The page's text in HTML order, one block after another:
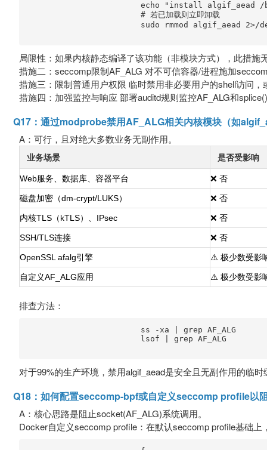
echo "install algif_aead
                        # 若已加载则立即卸载
sudo rmmod algif_aead 2>/
局限性：如果内核静态编译了该功能（非模块方式），此措
措施二：seccomp限制AF_ALG 对不可信容器/进程施加
措施三：限制普通用户权限 临时禁用非必要用户的shell访问，
措施四：加强监控与响应 部署auditd规则监控AF_ALG和
Q17：通过modprobe禁用AF_ALG相关内核模块（如
A：可行，且对绝大多数业务无副作用。
业务场景 是否受影响
Web服务、数据库、容器平台 ❌ 否
磁盘加密（dm-crypt/LUKS） ❌ 否
内核TLS（kTLS）、IPsec ❌ 否
SSH/TLS连接 ❌ 否
OpenSSL afalg引擎 ⚠️ 极少数受影
自定义AF_ALG应用 ⚠️ 极少数受影
排查方法：
                        ss -xa | grep AF_ALG
                        lsof | grep AF_ALG
对于99%的生产环境，禁用algif_aead是安全且无副作用的临时
Q18：如何配置seccomp-bpf或自定义seccomp profile以
A：核心思路是阻止socket(AF_ALG)系统调用。
Docker自定义seccomp profile：在默认seccomp profile基础